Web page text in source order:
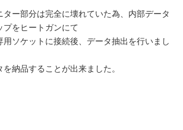
ター部分は完全に壊れていた為、内部データ
プをヒートガンにて
用ソケットに接続後、データ抽出を行いまし
納品することが出来ました。